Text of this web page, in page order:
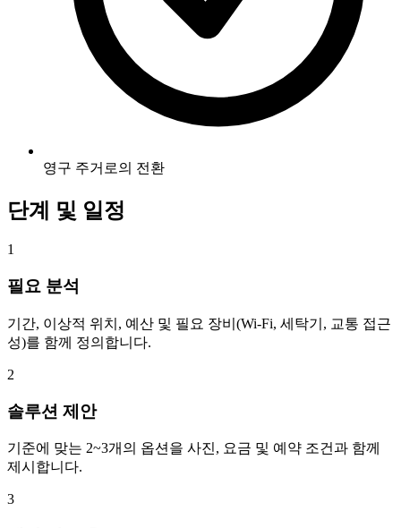
영구 주거로의 전환
단계 및 일정
1
필요 분석
기간, 이상적 위치, 예산 및 필요 장비(Wi-Fi, 세탁기, 교통 접근
성)를 함께 정의합니다.
2
솔루션 제안
기준에 맞는 2~3개의 옵션을 사진, 요금 및 예약 조건과 함께
제시합니다.
3